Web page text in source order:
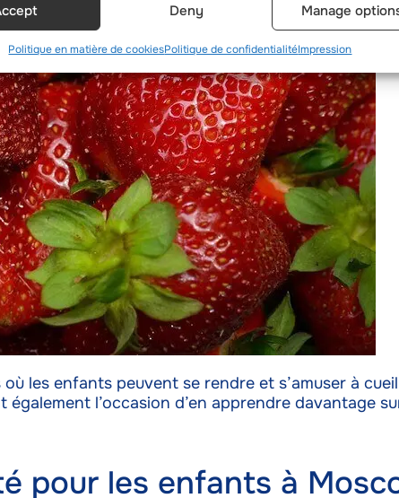
et combiner des données à partir d’autres sources
différents appareils, Identifier les appareils en fonction des
transmises automatiquement.
données de géolocalisation précises, Identifier les appareils à
demandées explicitement.
sécurité, prévenir et détecter la fraude et réparer
Fournir et présenter des publicités et du contenu,
et communiquer les choix en matière de
Toujours
Deny Manage
Politique en matière de cookiesPolitique de confidentialitéImpression
les enfants peuvent se rendre et s’amuser à
l’occasion d’en apprendre davantage
pour les enfants à